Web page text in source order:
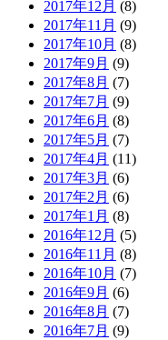
2017年12月 (8)
2017年11月 (9)
2017年10月 (8)
2017年9月 (9)
2017年8月 (7)
2017年7月 (9)
2017年6月 (8)
2017年5月 (7)
2017年4月 (11)
2017年3月 (6)
2017年2月 (6)
2017年1月 (8)
2016年12月 (5)
2016年11月 (8)
2016年10月 (7)
2016年9月 (6)
2016年8月 (7)
2016年7月 (9)